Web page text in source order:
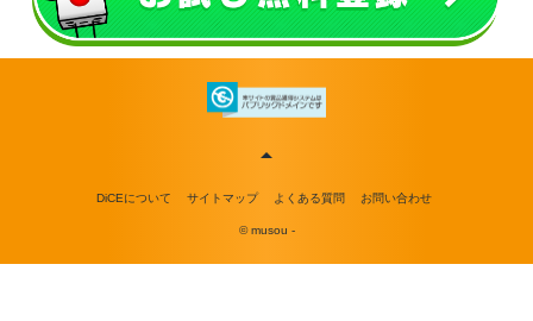
DiCEについて サイトマップ よくある質問 お問い合わせ
© musou -